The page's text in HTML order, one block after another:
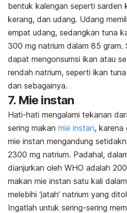
bentuk kalengan seperti sarden
kerang, dan udang. Udang
empat udang, sedangkan tuna
300 mg natrium dalam 85 gram.
dapat mengonsumsi ikan atau
rendah natrium, seperti ikan
dan sebagainya.
7. Mie instan
Hati-hati mengalami tekanan
sering makan mie instan, karena
mie instan mengandung
2300 mg natrium. Padahal,
dianjurkan oleh WHO adalah
makan mie instan satu kali
melebihi ‘jatah’ natrium yang
Ingatlah untuk sering-sering